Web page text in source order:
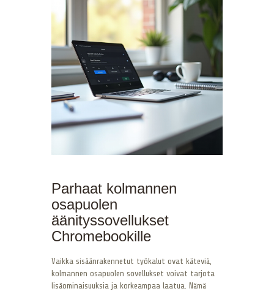
Parhaat kolmannen
osapuolen
äänityssovellukset
Chromebookille
Vaikka sisäänrakennetut työkalut ovat käteviä,
kolmannen osapuolen sovellukset voivat tarjota
lisäominaisuuksia ja korkeampaa laatua. Nämä